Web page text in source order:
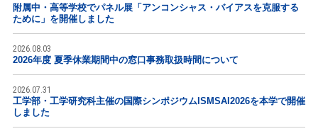
附属中・高等学校でパネル展「アンコンシャス・バイアスを克服する
ために」を開催しました
2026.08.03
2026年度 夏季休業期間中の窓口事務取扱時間について
2026.07.31
工学部・工学研究科主催の国際シンポジウムISMSAI2026を本学で開催
しました